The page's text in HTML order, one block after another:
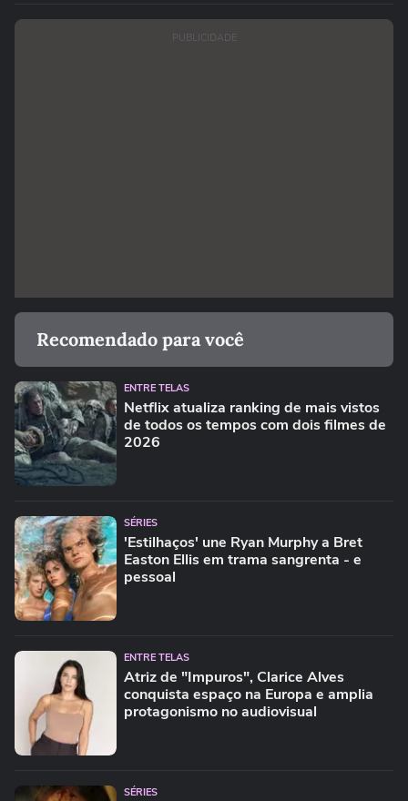
PUBLICIDADE
Recomendado para você
ENTRE TELAS
Netflix atualiza ranking de mais vistos
de todos os tempos com dois filmes de
2026
SÉRIES
'Estilhaços' une Ryan Murphy a Bret
Easton Ellis em trama sangrenta - e
pessoal
ENTRE TELAS
Atriz de "Impuros", Clarice Alves
conquista espaço na Europa e amplia
protagonismo no audiovisual
SÉRIES